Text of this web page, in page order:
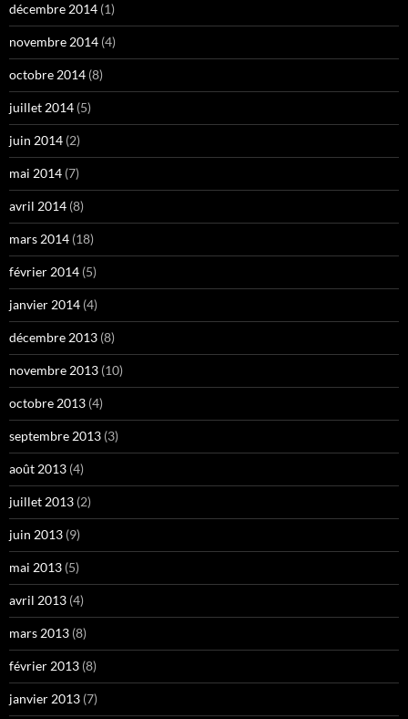
décembre 2014 (1)
novembre 2014 (4)
octobre 2014 (8)
juillet 2014 (5)
juin 2014 (2)
mai 2014 (7)
avril 2014 (8)
mars 2014 (18)
février 2014 (5)
janvier 2014 (4)
décembre 2013 (8)
novembre 2013 (10)
octobre 2013 (4)
septembre 2013 (3)
août 2013 (4)
juillet 2013 (2)
juin 2013 (9)
mai 2013 (5)
avril 2013 (4)
mars 2013 (8)
février 2013 (8)
janvier 2013 (7)